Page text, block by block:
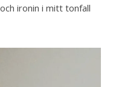
ironin i mitt tonfall